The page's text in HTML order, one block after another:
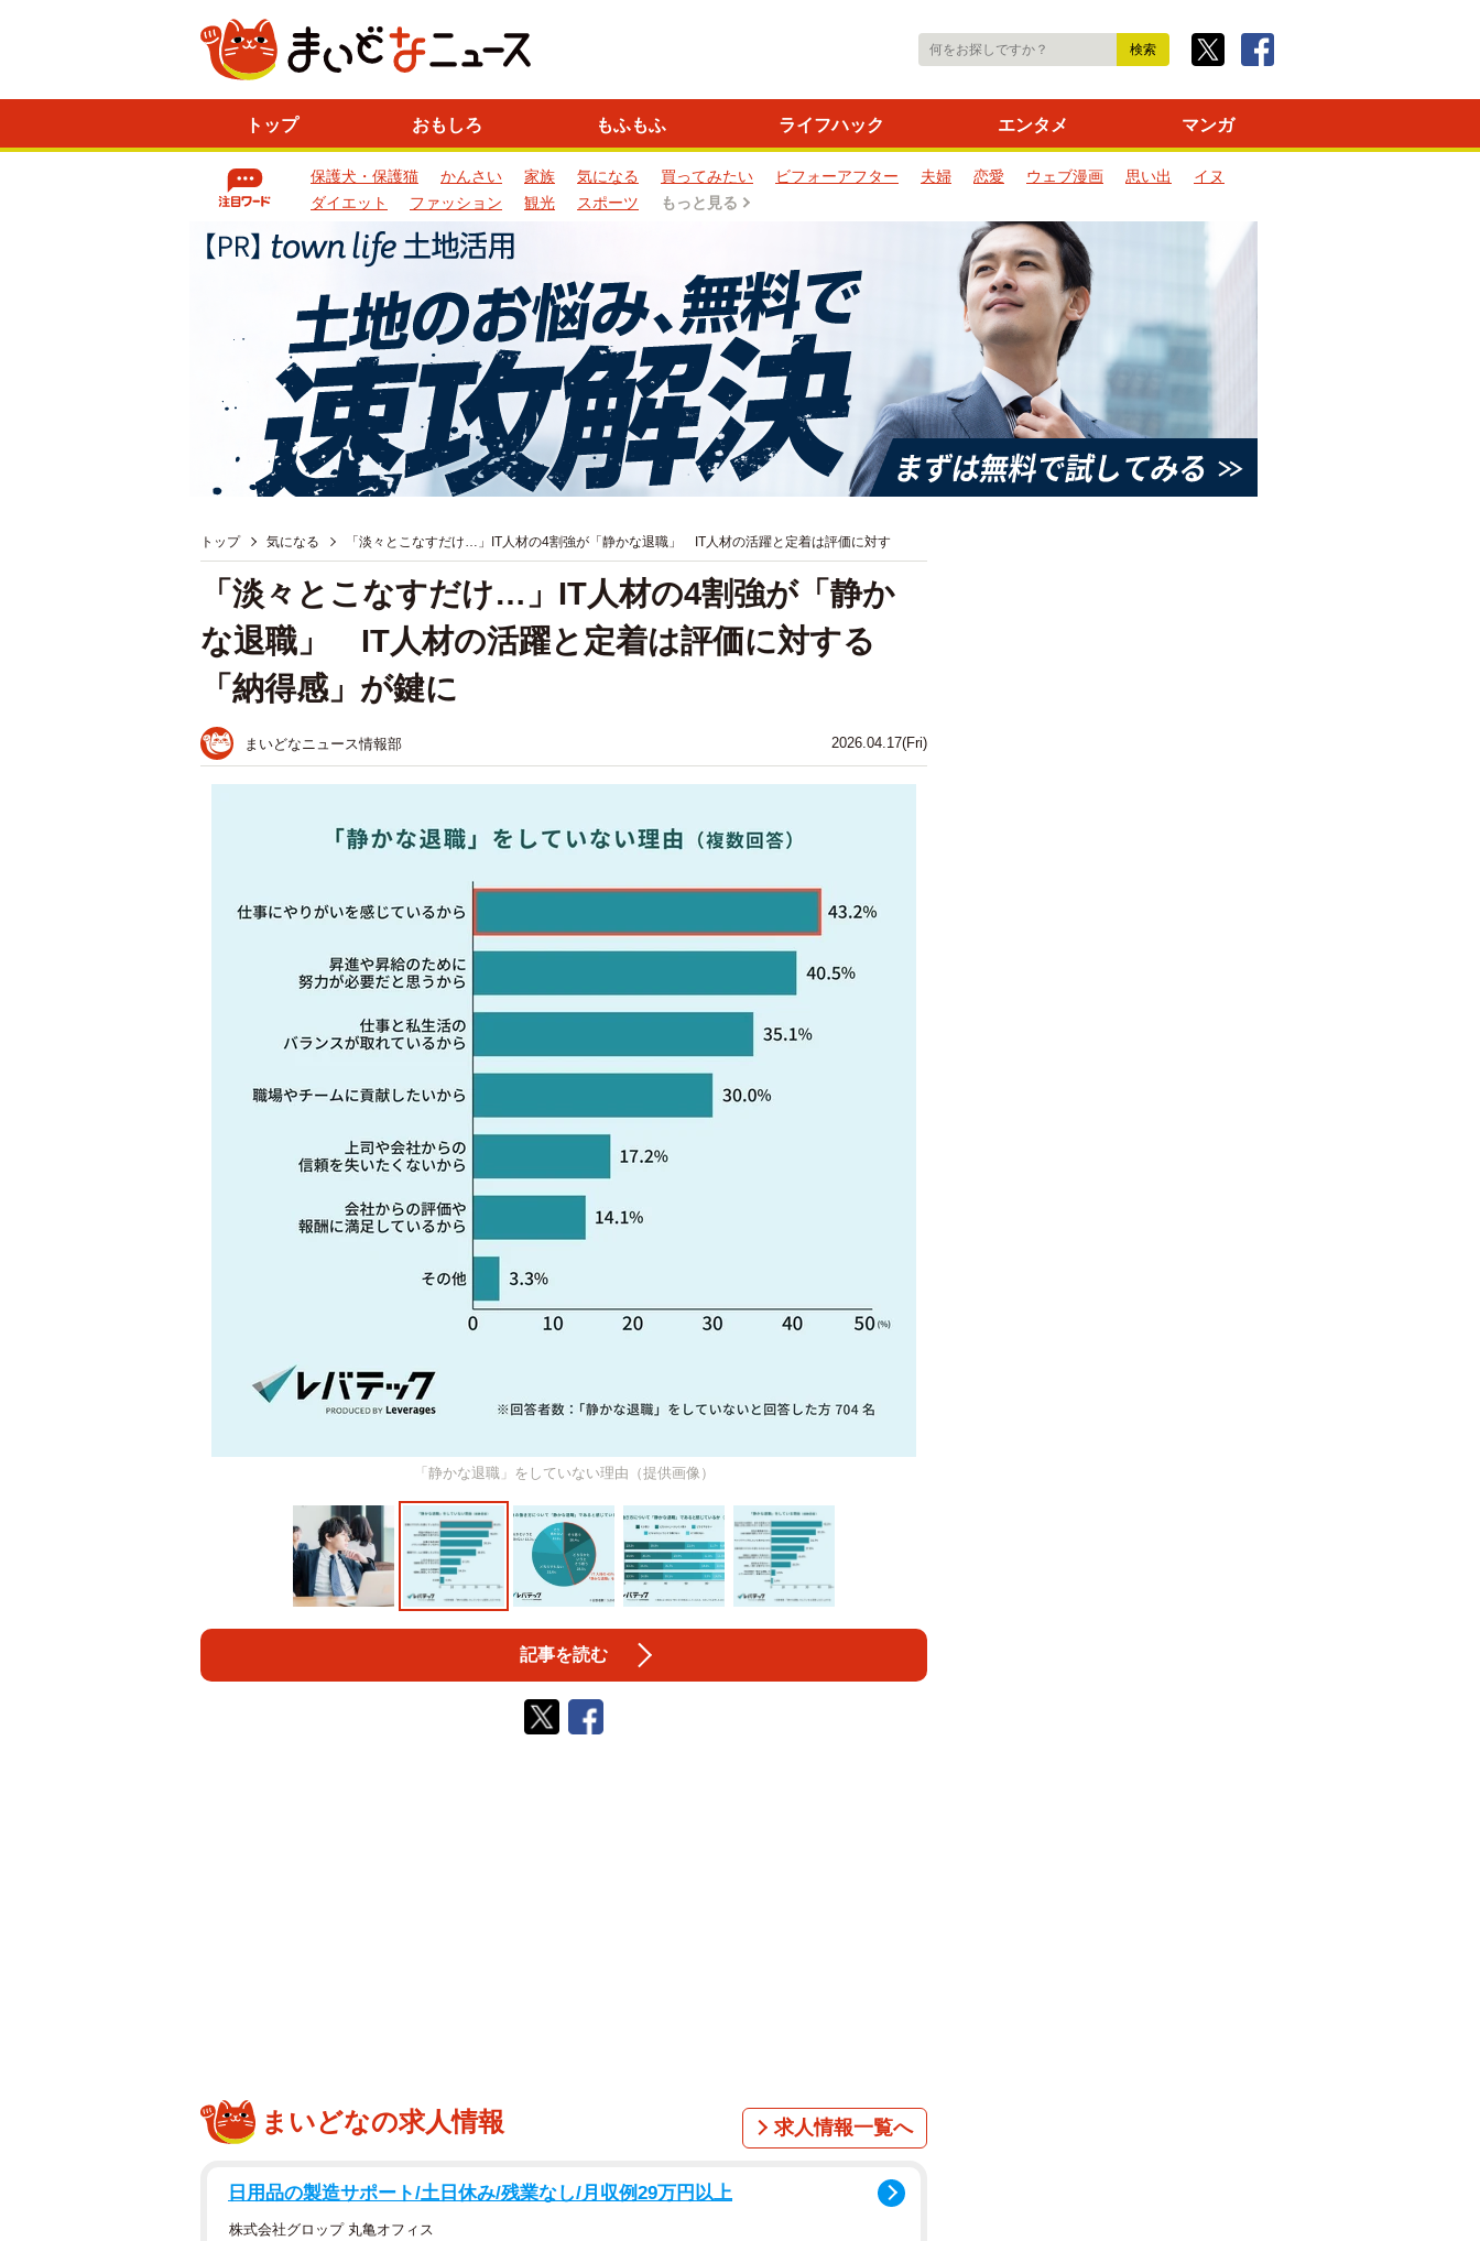
トップ おもしろ もふもふ ライフハック エンタメ マンガ
保護犬・保護猫 かんさい 家族 気になる 買ってみたい ビフォーアフター 夫婦 恋愛 ウェブ漫画 思い出
イヌ
ダイエット
ファッション 観光 スポーツ もっと見る
トップ 気になる 「淡々とこなすだけ…」IT人材の4割強が「静かな退職」 IT人材の活躍と定着は評価に対す
2026.04.17(Fri)
「淡々とこなすだけ…」IT人材の4割強が「静か
な退職」 IT人材の活躍と定着は評価に対する
「納得感」が鍵に
まいどなニュース情報部
「静かな退職」をしていない理由（提供画像）
記事を読む
まいどなの求人情報 求人情報一覧へ
日用品の製造サポート/土日休み/残業なし/月収例29万円以上
株式会社グロップ 丸亀オフィス